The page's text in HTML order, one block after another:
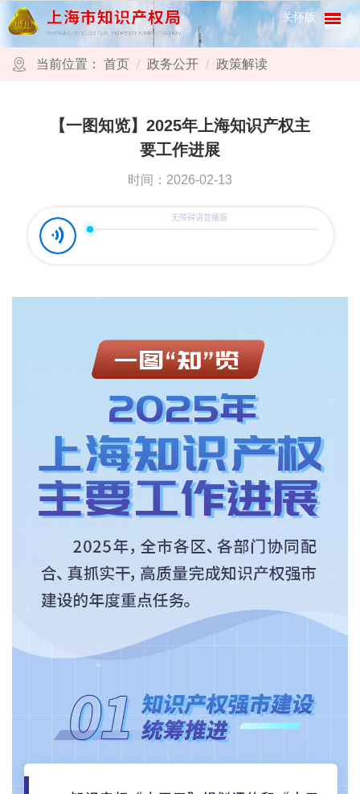
跳转到网站导航区 跳转到主要内容区域 关怀版
当前位置： 首页 政务公开 政策解读
【一图知览】2025年上海知识产权主
要工作进展
时间：2026-02-13